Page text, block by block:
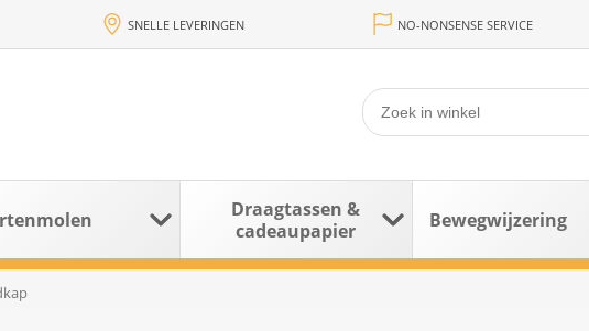
SNELLE LEVERINGEN NO-NONSENSE SERVICE
Draagtassen &
cadeaupapier
Bewegwijzering